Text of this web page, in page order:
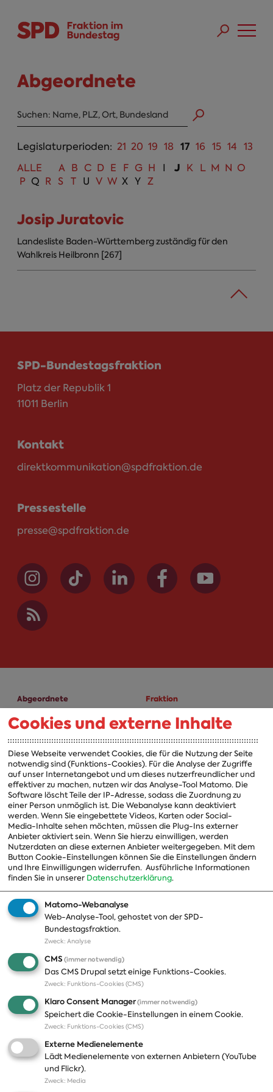
Abgeordnete
Abgeordneten Suche
Legislaturperioden: 21 20 19 18 17 16 15 14 13
ALLE
A B C D E F G H I J K L M N O
P Q R S T U V W X Y Z
Josip Juratovic
Landesliste Baden-Württemberg zuständig für den
Wahlkreis Heilbronn [267]
SPD-Bundestagsfraktion
Platz der Republik 1
11011 Berlin
Kontakt
direktkommunikation@spdfraktion.de
Pressestelle
presse@spdfraktion.de
Abgeordnete
A-Z
Fraktion
Fraktion
Vorsitzender
Vorstand
Arbeitsgruppen
Ausschussvorsitzende
Beauftragte
Landesgruppen
Organisation
Themen
Positionen
Publikationen
Presse
Fotos
Pressekontakt
Termine
Jobs und Ausbildung
Häufige Fragen
Podcast
Cookies und externe Inhalte
Diese Webseite verwendet Cookies, die für die Nutzung der Seite
notwendig sind (Funktions-Cookies). Für die Analyse der Zugriffe
auf unser Internetangebot und um dieses nutzerfreundlicher und
effektiver zu machen, nutzen wir das Analyse-Tool Matomo. Die
Software löscht Teile der IP-Adresse, sodass die Zuordnung zu
einer Person unmöglich ist. Die Webanalyse kann deaktiviert
werden. Wenn Sie eingebettete Videos, Karten oder Social-
Media-Inhalte sehen möchten, müssen die Plug-Ins externer
Anbieter aktiviert sein. Wenn Sie hierzu einwilligen, werden
Nutzerdaten an diese externen Anbieter weitergegeben. Mit dem
Button Cookie-Einstellungen können Sie die Einstellungen ändern
und Ihre Einwilligungen widerrufen. Ausführliche Informationen
finden Sie in unserer Datenschutzerklärung.
Matomo-Webanalyse
Web-Analyse-Tool, gehostet von der SPD-
Bundestagsfraktion.
Zweck: Analyse
CMS (immer notwendig)
Das CMS Drupal setzt einige Funktions-Cookies.
Zweck: Funktions-Cookies (CMS)
Klaro Consent Manager(immer notwendig)
Speichert die Cookie-Einstellungen in einem Cookie.
Zweck: Funktions-Cookies (CMS)
Externe Medienelemente
Lädt Medienelemente von externen Anbietern (YouTube
und Flickr).
Zweck: Media